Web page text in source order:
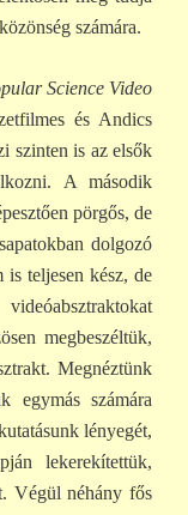
számára.
Science Video
és Andics
szinten is az elsők
A második
pörgős, de
dolgozó
teljesen kész, de
megbeszéltük,
Megnéztünk
egymás számára
lényegét,
lekerekítettük,
Végül néhány fős